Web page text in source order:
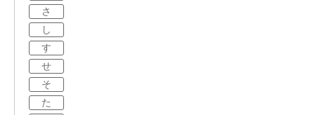
さ
し
す
せ
そ
た